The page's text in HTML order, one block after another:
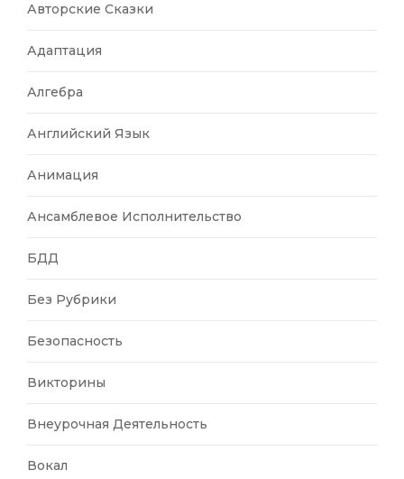
Авторские Сказки
Адаптация
Алгебра
Английский Язык
Анимация
Ансамблевое Исполнительство
БДД
Без Рубрики
Безопасность
Викторины
Внеурочная Деятельность
Вокал